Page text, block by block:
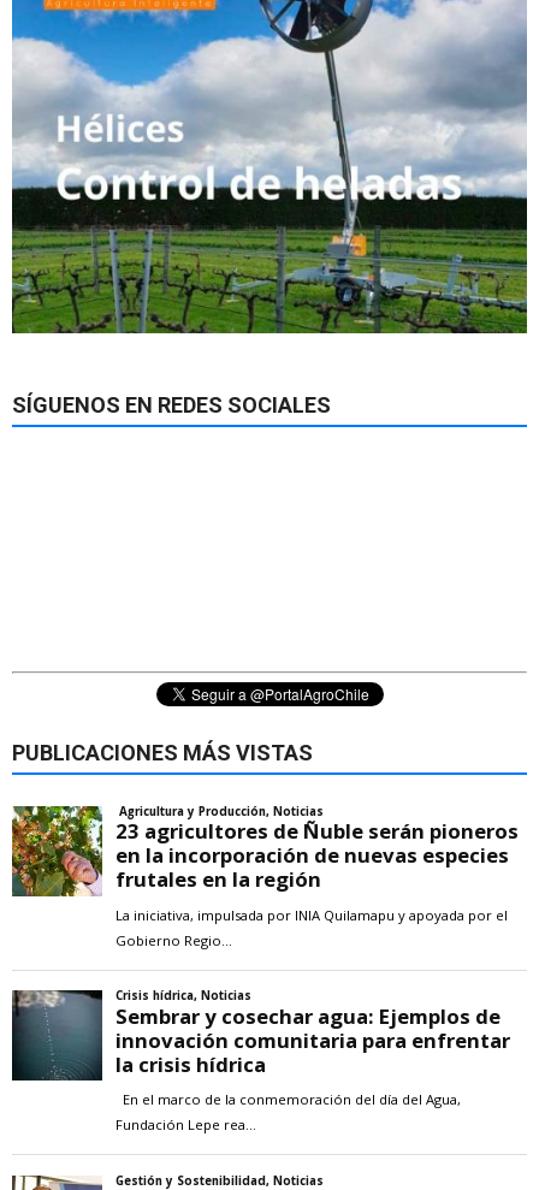
SÍGUENOS EN REDES SOCIALES
PUBLICACIONES MÁS VISTAS